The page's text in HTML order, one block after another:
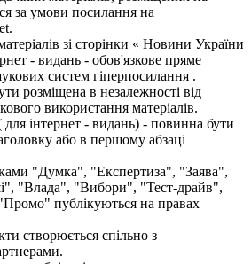
за умови посилання на
зі сторінки « Новини України
- видань - обов'язкове пряме
систем гіперпосилання .
розміщена в незалежності від
використання матеріалів.
для інтернет - видань) - повинна бути
або в першому абзаці
"Думка", "Експертиза", "Заява",
"Влада", "Вибори", "Тест-драйв",
публікуються на правах
створюється спільно з